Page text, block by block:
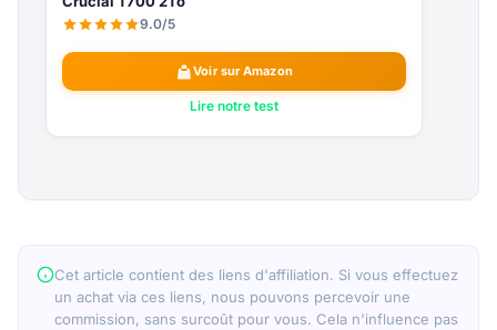
9.0/5
Voir sur Amazon
Lire notre test
Cet article contient des liens d'affiliation. Si vous effectuez
un achat via ces liens, nous pouvons percevoir une
commission, sans surcoût pour vous. Cela n'influence pas